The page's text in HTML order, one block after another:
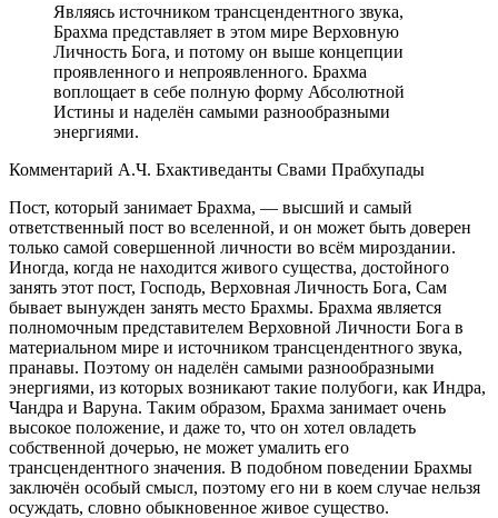
Являясь источником трансцендентного звука,
Брахма представляет в этом мире Верховную
Личность Бога, и потому он выше концепции
проявленного и непроявленного. Брахма
воплощает в себе полную форму Абсолютной
Истины и наделён самыми разнообразными
энергиями.
Комментарий А.Ч. Бхактиведанты Свами Прабхупады
Пост, который занимает Брахма, — высший и самый
ответственный пост во вселенной, и он может быть доверен
только самой совершенной личности во всём мироздании.
Иногда, когда не находится живого существа, достойного
занять этот пост, Господь, Верховная Личность Бога, Сам
бывает вынужден занять место Брахмы. Брахма является
полномочным представителем Верховной Личности Бога в
материальном мире и источником трансцендентного звука,
пранавы. Поэтому он наделён самыми разнообразными
энергиями, из которых возникают такие полубоги, как Индра,
Чандра и Варуна. Таким образом, Брахма занимает очень
высокое положение, и даже то, что он хотел овладеть
собственной дочерью, не может умалить его
трансцендентного значения. В подобном поведении Брахмы
заключён особый смысл, поэтому его ни в коем случае нельзя
осуждать, словно обыкновенное живое существо.